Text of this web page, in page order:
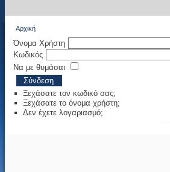
Αρχική
Όνομα Χρήστη
Κωδικός
Να με θυμάσαι
Σύνδεση
Ξεχάσατε τον κωδικό σας;
Ξεχάσατε το όνομα χρήστη;
Δεν έχετε λογαριασμό;